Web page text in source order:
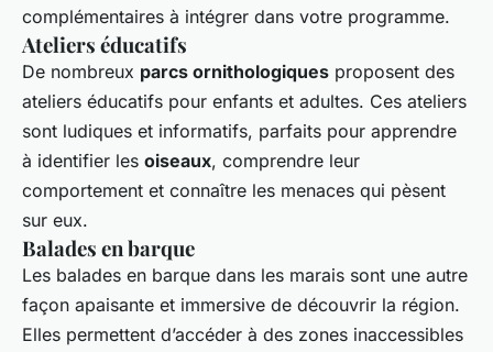
complémentaires à intégrer dans votre programme.
Ateliers éducatifs
De nombreux parcs ornithologiques proposent des
ateliers éducatifs pour enfants et adultes. Ces ateliers
sont ludiques et informatifs, parfaits pour apprendre
à identifier les oiseaux, comprendre leur
comportement et connaître les menaces qui pèsent
sur eux.
Balades en barque
Les balades en barque dans les marais sont une autre
façon apaisante et immersive de découvrir la région.
Elles permettent d’accéder à des zones inaccessibles